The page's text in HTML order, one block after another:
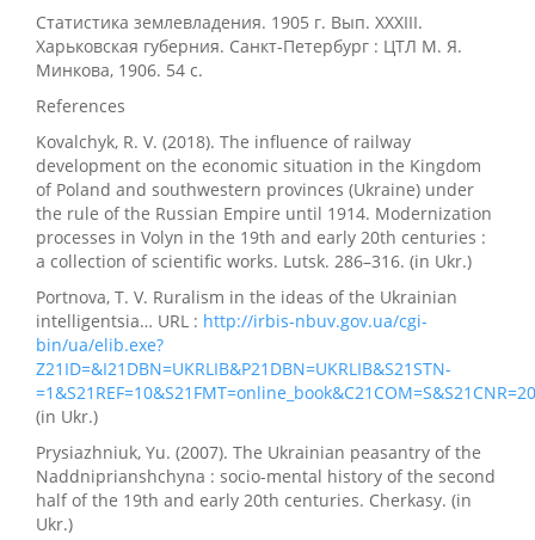
Статистика землевладения. 1905 г. Вып. XXXIII.
Харьковская губерния. Санкт-Петербург : ЦТЛ М. Я.
Минкова, 1906. 54 с.
References
Kovalchyk, R. V. (2018). The influence of railway
development on the economic situation in the Kingdom
of Poland and southwestern provinces (Ukraine) under
the rule of the Russian Empire until 1914. Modernization
processes in Volyn in the 19th and early 20th centuries :
a collection of scientific works. Lutsk. 286–316. (in Ukr.)
Portnova, T. V. Ruralism in the ideas of the Ukrainian
intelligentsia… URL : http://irbis-nbuv.gov.ua/cgi-
bin/ua/elib.exe?
Z21ID=&I21DBN=UKRLIB&P21DBN=UKRLIB&S21STN-
(in Ukr.)
Prysiazhniuk, Yu. (2007). The Ukrainian peasantry of the
Naddniprianshchyna : socio-mental history of the second
half of the 19th and early 20th centuries. Cherkasy. (in
Ukr.)